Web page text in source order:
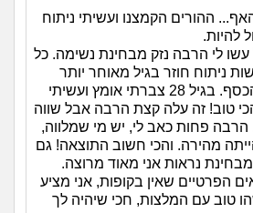
את האף... ההורים הקמצנו ועשיתי ניתוח
להיות.
עשו לי הרבה נזק מבחינת נשימה. כל
ניתוח חוזר בגיל מאוחר יותר
למרות שהיה לי את הכסף. בגיל 28 צברתי אומץ ועשיתי
טוב! זה עלה קצת הרבה אבל שווה
פחות כאב לי, יש מי שמלווה,
מהירה. והכי חשוב התוצאה! גם
נראות אני מאוד מרוצה.
הפרטיים שאין בקופות, אני מציע
טוב עם המלצות, חכי שיהיה לך